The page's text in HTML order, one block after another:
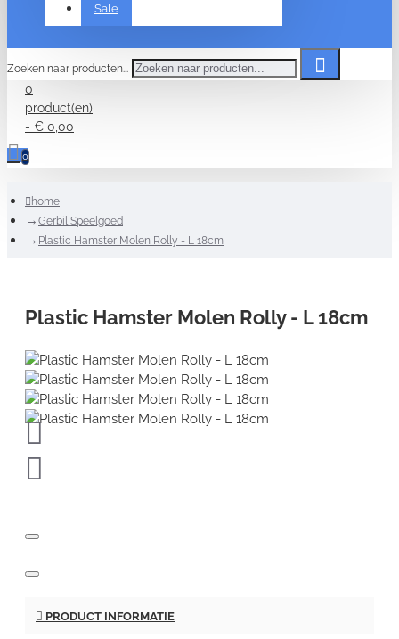
Sale
Zoeken naar producten...
0
product(en)
- € 0,00
0
home
Gerbil Speelgoed
Plastic Hamster Molen Rolly - L 18cm
Plastic Hamster Molen Rolly - L 18cm
PRODUCT INFORMATIE